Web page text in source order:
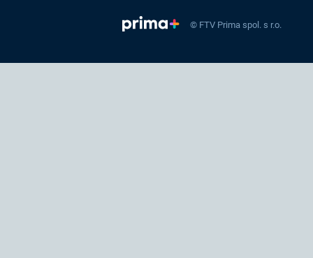
© FTV Prima spol. s r.o.